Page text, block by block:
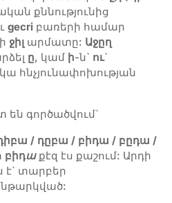
քննությունից
gecriբառերի համար
ջիլարմատը: Աջըղ
ը, կամ ի-ն` ու`
հնչյունափոխության
են գործածվում`
/ դըբա / բիդա / բըդա /
բիդա քէզ էս քաշում: Արդի
է` տարբեր